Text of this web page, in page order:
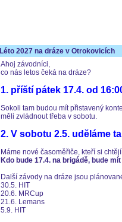
Léto 2027 na dráze v Otrokovicích
Ahoj závodníci,
co nás letos čeká na dráze?
1. příští pátek 17.4. od
Sokoli tam budou mít přistavený
měli zvládnout třeba v sobotu.
2. V sobotu 2.5. uděláme
Máme nové časoměřiče, kteří si
Kdo bude 17.4. na brigádě, bude
Další závody na dráze jsou
30.5. HIT
20.6. MRCup
21.6. Lemans
5.9. HIT